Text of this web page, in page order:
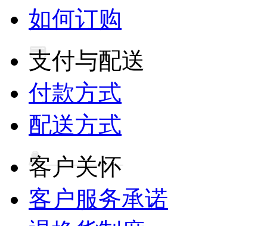
如何订购
支付与配送
付款方式
配送方式
客户关怀
客户服务承诺